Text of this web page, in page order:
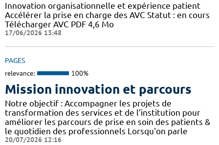
Innovation organisationnelle et expérience patient
Accélérer la prise en charge des AVC Statut : en cours
Télécharger AVC PDF 4,6 Mo
17/06/2026 13:48
PAGES
relevance: 100%
Mission innovation et parcours
Notre objectif : Accompagner les projets de
transformation des services et de l’institution pour
améliorer les parcours de prise en soin des patients &
le quotidien des professionnels Lorsqu'on parle
20/07/2026 12:16